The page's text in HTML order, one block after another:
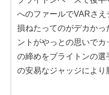
へのファールでVARさえ
損ねたってのがデカかっ
ントがやっとの思いで
の締めをブライトンの選
の安易なジャッジにより